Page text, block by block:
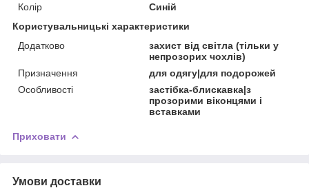
Колір
Синій
Користувальницькі характеристики
Додатково
захист від світла (тільки у
непрозорих чохлів)
Призначення
для одягу|для подорожей
Особливості
застібка-блискавка|з
прозорими віконцями і
вставками
Приховати
Умови доставки